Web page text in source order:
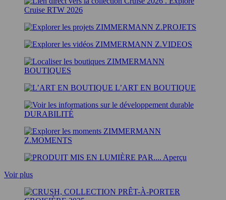
Cruise RTW 2026
Z.PROJETS
Z.VIDEOS
BOUTIQUES
L’ART EN BOUTIQUE
DURABILITÉ
Z.MOMENTS
Aperçu
Voir plus